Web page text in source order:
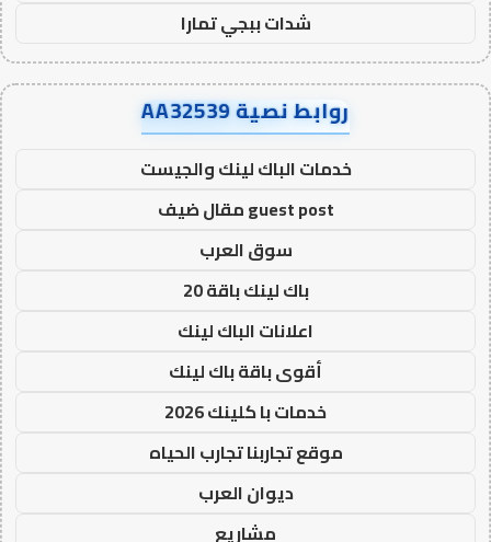
شدات ببجي تمارا
روابط نصية AA32539
خدمات الباك لينك والجيست
guest post مقال ضيف
سوق العرب
باك لينك باقة 20
اعلانات الباك لينك
أقوى باقة باك لينك
خدمات با كلينك 2026
موقع تجاربنا تجارب الحياه
ديوان العرب
مشاريع